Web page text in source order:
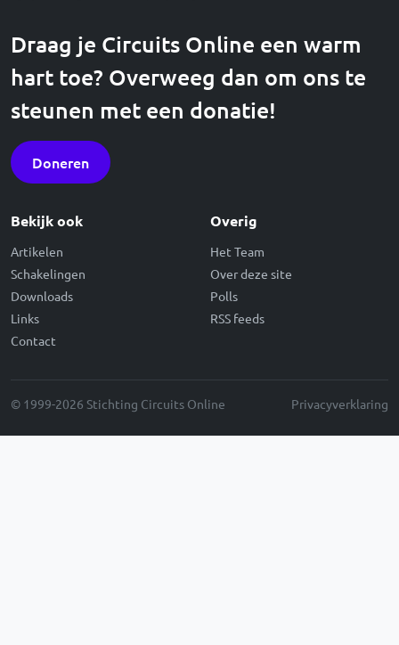
Draag je Circuits Online een warm
hart toe? Overweeg dan om ons te
steunen met een donatie!
Doneren
Bekijk ook
Artikelen
Schakelingen
Downloads
Links
Contact
Overig
Het Team
Over deze site
Polls
RSS feeds
© 1999-2026 Stichting Circuits Online Privacyverklaring